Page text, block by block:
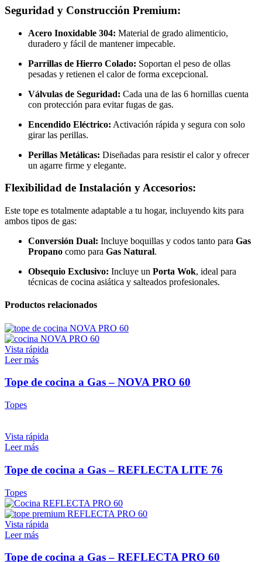
Seguridad y Construcción Premium:
Acero Inoxidable 304: Material de grado alimenticio,
duradero y fácil de mantener impecable.
Parrillas de Hierro Colado: Soportan el peso de ollas
pesadas y retienen el calor de forma excepcional.
Válvulas de Seguridad: Cada una de las 6 hornillas cuenta
con protección para evitar fugas de gas.
Encendido Eléctrico: Activación rápida y segura con solo
girar las perillas.
Perillas Metálicas: Diseñadas para resistir el calor y ofrecer
un agarre firme y elegante.
Flexibilidad de Instalación y Accesorios:
Este tope es totalmente adaptable a tu hogar, incluyendo kits para
ambos tipos de gas:
Conversión Dual: Incluye boquillas y codos tanto para Gas
Propano como para Gas Natural.
Obsequio Exclusivo: Incluye un Porta Wok, ideal para
técnicas de cocina asiática y salteados profesionales.
Productos relacionados
Vista rápida
Leer más
Tope de cocina a Gas – NOVA PRO 60
Topes
Vista rápida
Leer más
Tope de cocina a Gas – REFLECTA LITE 76
Topes
Vista rápida
Leer más
Tope de cocina a Gas – REFLECTA PRO 60